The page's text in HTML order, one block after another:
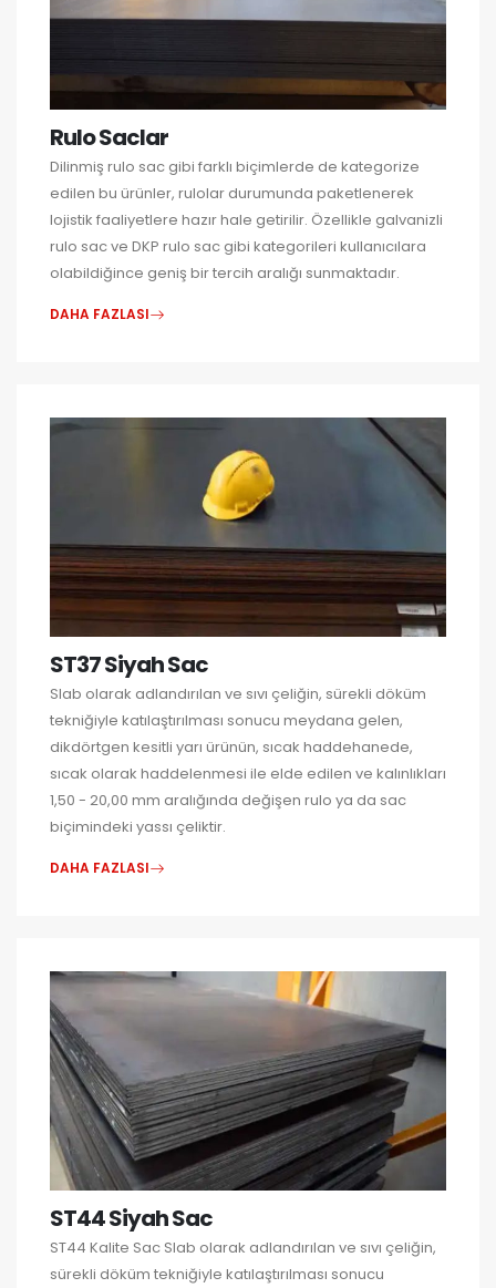
Rulo Saclar
Dilinmiş rulo sac gibi farklı biçimlerde de kategorize
edilen bu ürünler, rulolar durumunda paketlenerek
lojistik faaliyetlere hazır hale getirilir. Özellikle galvanizli
rulo sac ve DKP rulo sac gibi kategorileri kullanıcılara
olabildiğince geniş bir tercih aralığı sunmaktadır.
DAHA FAZLASI
ST37 Siyah Sac
Slab olarak adlandırılan ve sıvı çeliğin, sürekli döküm
tekniğiyle katılaştırılması sonucu meydana gelen,
dikdörtgen kesitli yarı ürünün, sıcak haddehanede,
sıcak olarak haddelenmesi ile elde edilen ve kalınlıkları
1,50 - 20,00 mm aralığında değişen rulo ya da sac
biçimindeki yassı çeliktir.
DAHA FAZLASI
ST44 Siyah Sac
ST44 Kalite Sac Slab olarak adlandırılan ve sıvı çeliğin,
sürekli döküm tekniğiyle katılaştırılması sonucu